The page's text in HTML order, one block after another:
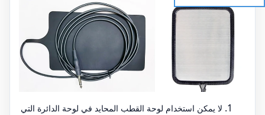
لا يمكن استخدام لوحة القطب المحايد في لوحة الدائرة التي